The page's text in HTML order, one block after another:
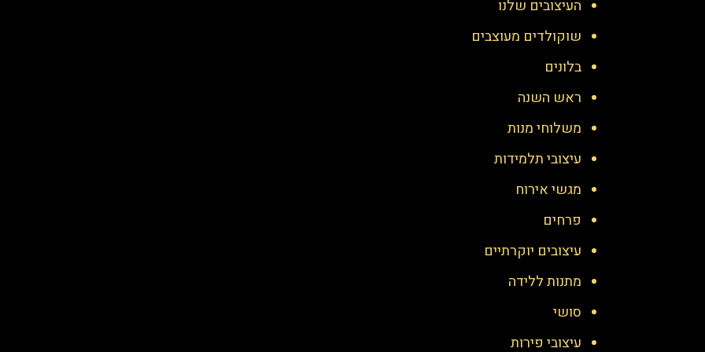
העיצובים שלנו
שוקולדים מעוצבים
בלונים
ראש השנה
משלוחי מנות
עיצובי תלמידות
מגשי אירוח
פרחים
עיצובים יוקרתיים
מתנות ללידה
סושי
עיצובי פירות